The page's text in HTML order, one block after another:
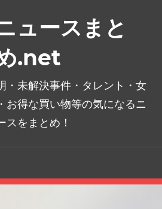
ュースまと
.net
・未解決事件・タレント・女
お得な買い物等の気になるニ
スをまとめ！